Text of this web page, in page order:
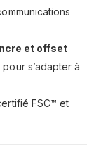
et offset
pour s’adapter à
FSC™ et